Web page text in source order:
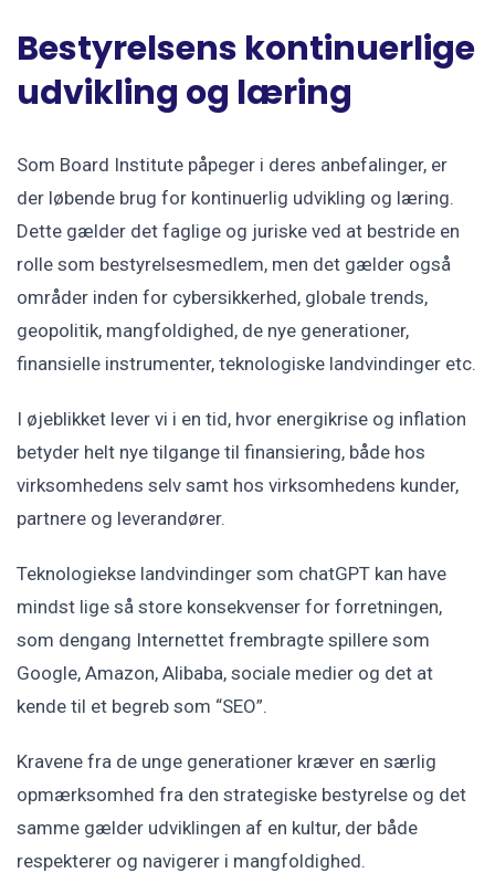
Bestyrelsens kontinuerlige
udvikling og læring
Som Board Institute påpeger i deres anbefalinger, er
der løbende brug for kontinuerlig udvikling og læring.
Dette gælder det faglige og juriske ved at bestride en
rolle som bestyrelsesmedlem, men det gælder også
områder inden for cybersikkerhed, globale trends,
geopolitik, mangfoldighed, de nye generationer,
finansielle instrumenter, teknologiske landvindinger etc.
I øjeblikket lever vi i en tid, hvor energikrise og inflation
betyder helt nye tilgange til finansiering, både hos
virksomhedens selv samt hos virksomhedens kunder,
partnere og leverandører.
Teknologiekse landvindinger som chatGPT kan have
mindst lige så store konsekvenser for forretningen,
som dengang Internettet frembragte spillere som
Google, Amazon, Alibaba, sociale medier og det at
kende til et begreb som “SEO”.
Kravene fra de unge generationer kræver en særlig
opmærksomhed fra den strategiske bestyrelse og det
samme gælder udviklingen af en kultur, der både
respekterer og navigerer i mangfoldighed.